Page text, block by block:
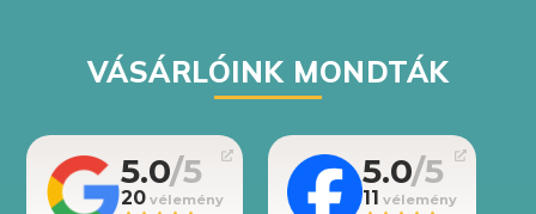
VÁSÁRLÓINK MONDTÁK
5.0
20
5.0
11